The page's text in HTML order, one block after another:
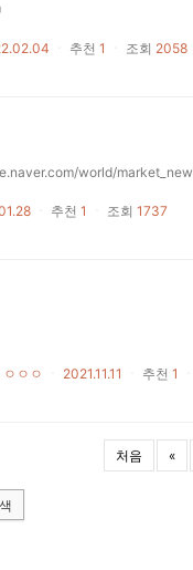
추천 1 조회 2058
world/
추천 1 조회 1737
ㅇㅇㅇ 2021.11.11 추천 1
처음 «